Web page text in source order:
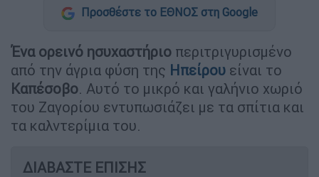
Προσθέστε το ΕΘΝΟΣ στη Google
Ένα ορεινό ησυχαστήριο περιτριγυρισμένο
από την άγρια φύση της Ηπείρου είναι το
Καπέσοβο. Αυτό το μικρό και γαλήνιο χωριό
του Ζαγορίου εντυπωσιάζει με τα σπίτια και
τα καλντερίμια του.
ΔΙΑΒΑΣΤΕ ΕΠΙΣΗΣ